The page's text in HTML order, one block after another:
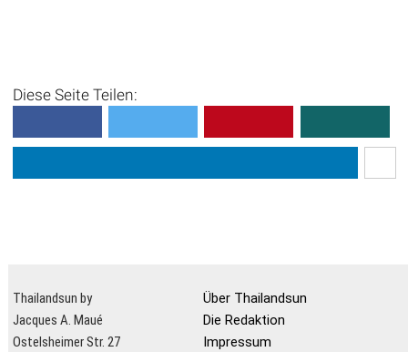
Diese Seite Teilen:
Thailandsun by
Jacques A. Maué
Ostelsheimer Str. 27
Über Thailandsun
Die Redaktion
Impressum